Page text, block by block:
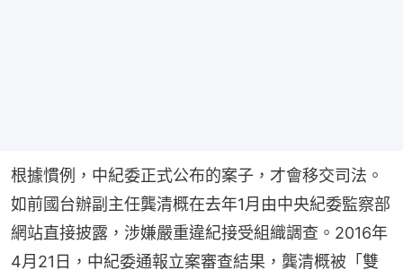
根據慣例，中紀委正式公布的案子，才會移交司法。
如前國台辦副主任龔清概在去年1月由中央紀委監察部
網站直接披露，涉嫌嚴重違紀接受組織調查。2016年
4月21日，中紀委通報立案審查結果，龔清概被「雙